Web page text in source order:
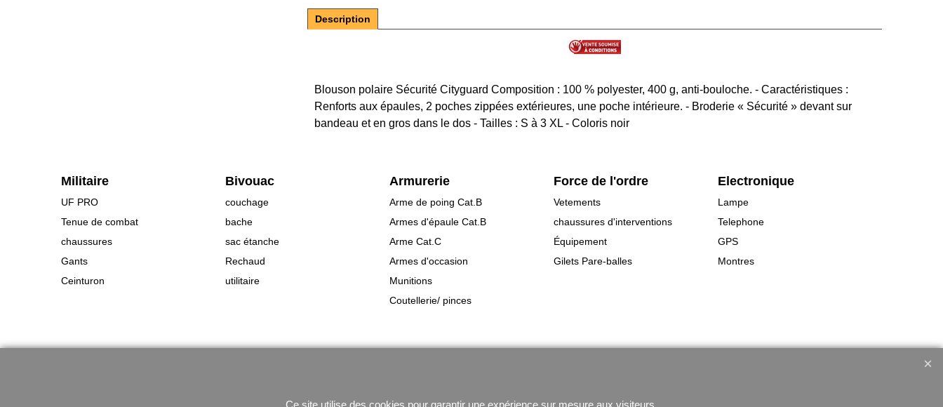
Description
Blouson polaire Sécurité Cityguard Composition : 100 % polyester, 400 g, anti-bouloche. - Caractéristiques :
Renforts aux épaules, 2 poches zippées extérieures, une poche intérieure. - Broderie « Sécurité » devant sur
bandeau et en gros dans le dos - Tailles : S à 3 XL - Coloris noir
Militaire
UF PRO
Tenue de combat
chaussures
Gants
Ceinturon
Bivouac
couchage
bache
sac étanche
Rechaud
utilitaire
Armurerie
Arme de poing Cat.B
Armes d'épaule Cat.B
Arme Cat.C
Armes d'occasion
Munitions
Coutellerie/ pinces
Force de l'ordre
Vetements
chaussures d'interventions
Équipement
Gilets Pare-balles
Electronique
Lampe
Telephone
GPS
Montres
Ce site utilise des cookies pour garantir une expérience sur mesure aux visiteurs.